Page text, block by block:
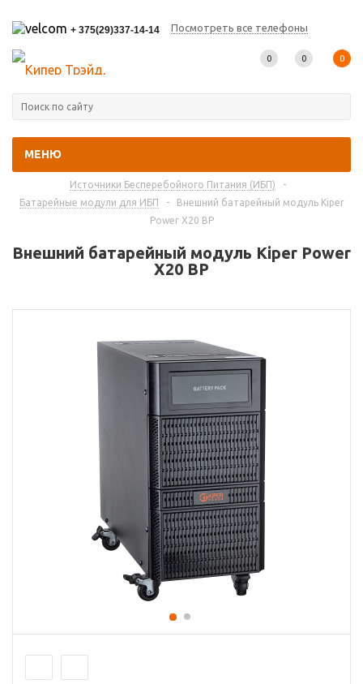
+ 375(29)337-14-14 Посмотреть все телефоны
МЕНЮ
0 0 0
Источники Бесперебойного Питания (ИБП)
-
Батарейные модули для ИБП
-
Внешний батарейный модуль Kiper
Power X20 BP
Внешний батарейный модуль Kiper Power
X20 BP